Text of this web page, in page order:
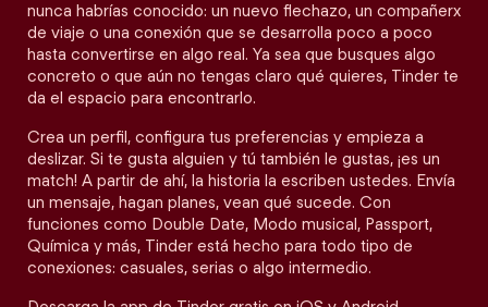
nunca habrías conocido: un nuevo flechazo, un compañerx
de viaje o una conexión que se desarrolla poco a poco
hasta convertirse en algo real. Ya sea que busques algo
concreto o que aún no tengas claro qué quieres, Tinder te
da el espacio para encontrarlo.
Crea un perfil, configura tus preferencias y empieza a
deslizar. Si te gusta alguien y tú también le gustas, ¡es un
match! A partir de ahí, la historia la escriben ustedes. Envía
un mensaje, hagan planes, vean qué sucede. Con
funciones como Double Date, Modo musical, Passport,
Química y más, Tinder está hecho para todo tipo de
conexiones: casuales, serias o algo intermedio.